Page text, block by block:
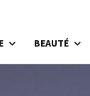
BEAUTÉ